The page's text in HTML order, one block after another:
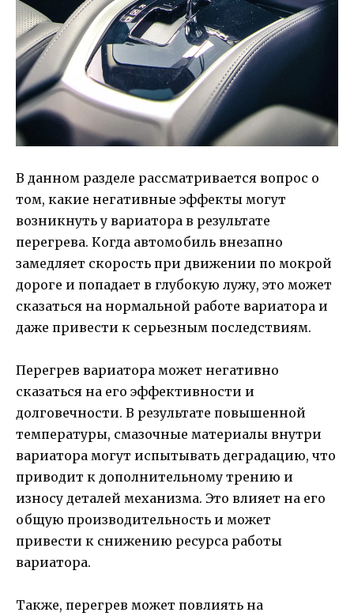
В данном разделе рассматривается вопрос о
том, какие негативные эффекты могут
возникнуть у вариатора в результате
перегрева. Когда автомобиль внезапно
замедляет скорость при движении по мокрой
дороге и попадает в глубокую лужу, это может
сказаться на нормальной работе вариатора и
даже привести к серьезным последствиям.
Перегрев вариатора может негативно
сказаться на его эффективности и
долговечности. В результате повышенной
температуры, смазочные материалы внутри
вариатора могут испытывать деградацию, что
приводит к дополнительному трению и
износу деталей механизма. Это влияет на его
общую производительность и может
привести к снижению ресурса работы
вариатора.
Также, перегрев может повлиять на